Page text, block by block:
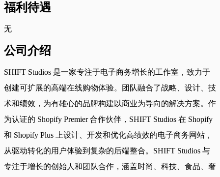
福利待遇
无
公司介绍
SHIFT Studios 是一家专注于电子商务增长的工作室，致力于
创建可扩展的高端在线购物体验。团队融合了战略、设计、技
术和绩效，为有雄心的品牌构建以商业为导向的解决方案。作
为认证的 Shopify Premier 合作伙伴，SHIFT Studios 在 Shopify
和 Shopify Plus 上设计、开发和优化高绩效的电子商务网站，
从驱动转化的用户体验到复杂的后端整合。SHIFT Studios 与
专注于增长的创始人和团队合作，涵盖时尚、科技、食品、奢